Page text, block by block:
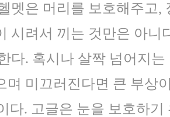
멧은 머리를 보호해주고,
시려서 끼는 것만은 아니
다. 혹시나 살짝 넘어지
며 미끄러진다면 큰 부상
다. 고글은 눈을 보호하